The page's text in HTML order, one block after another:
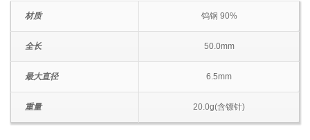
材质 钨钢 90%
全长 50.0mm
最大直径 6.5mm
重量 20.0g(含镖针)